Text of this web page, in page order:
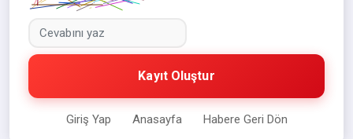
Kayıt Oluştur
Giriş Yap Anasayfa Habere Geri Dön